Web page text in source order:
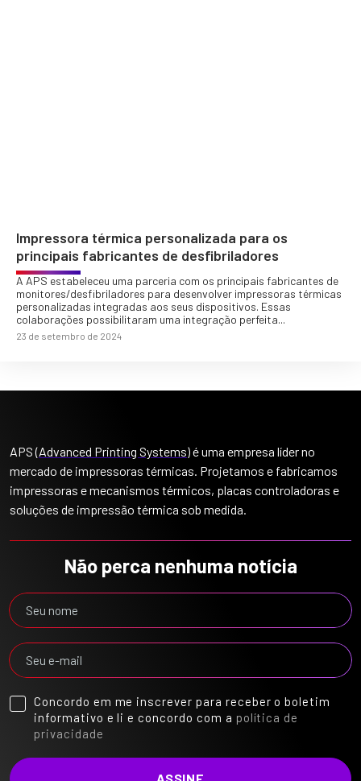
Impressora térmica personalizada para os
principais fabricantes de desfibriladores
A APS estabeleceu uma parceria com os principais fabricantes de
monitores/desfibriladores para desenvolver impressoras térmicas
personalizadas integradas aos seus dispositivos. Essas
colaborações possibilitaram uma integração perfeita...
23 de setembro de 2024
APS (Advanced Printing Systems) é uma empresa líder no
mercado de impressoras térmicas. Projetamos e fabricamos
impressoras e mecanismos térmicos, placas controladoras e
soluções de impressão térmica sob medida.
Não perca nenhuma notícia
Concordo em me inscrever para receber o boletim
informativo e li e concordo com a política de
privacidade